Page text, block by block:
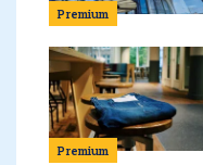
Premium
Premium